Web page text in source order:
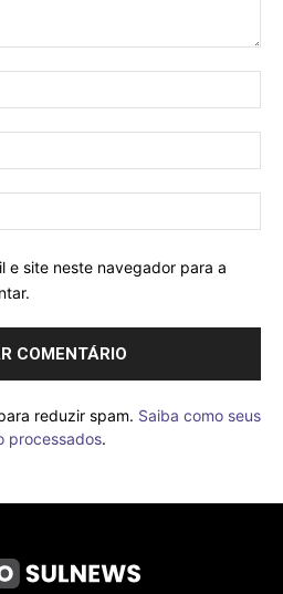
e site neste navegador para a
reduzir spam. Saiba como seus
processados.